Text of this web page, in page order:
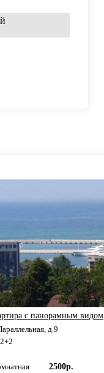
с панорамным видом
д.9
2+2
2500р.